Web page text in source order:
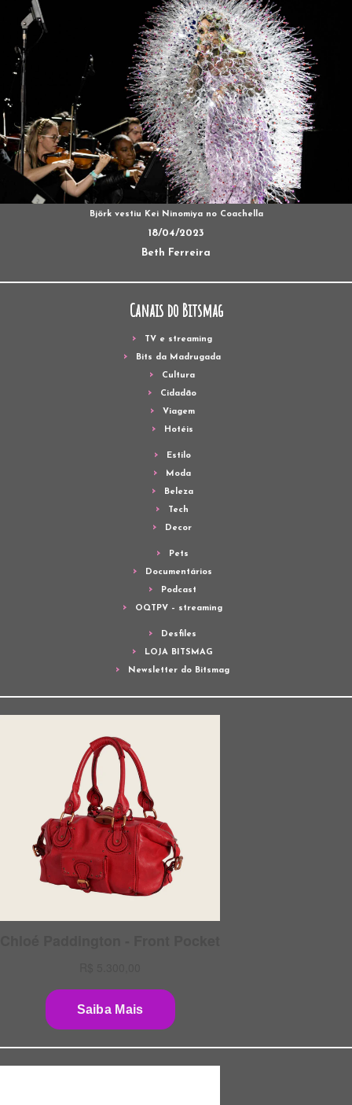
Björk vestiu Kei Ninomiya no Coachella
18/04/2023
Beth Ferreira
Canais do Bitsmag
TV e streaming
Bits da Madrugada
Cultura
Cidadão
Viagem
Hotéis
Estilo
Moda
Beleza
Tech
Decor
Pets
Documentários
Podcast
OQTPV – streaming
Desfiles
LOJA BITSMAG
Newsletter do Bitsmag